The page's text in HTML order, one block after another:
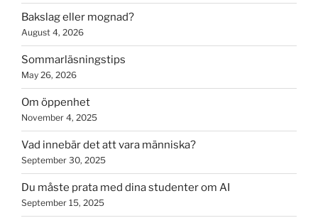
Bakslag eller mognad?
August 4, 2026
Sommarläsningstips
May 26, 2026
Om öppenhet
November 4, 2025
Vad innebär det att vara människa?
September 30, 2025
Du måste prata med dina studenter om AI
September 15, 2025